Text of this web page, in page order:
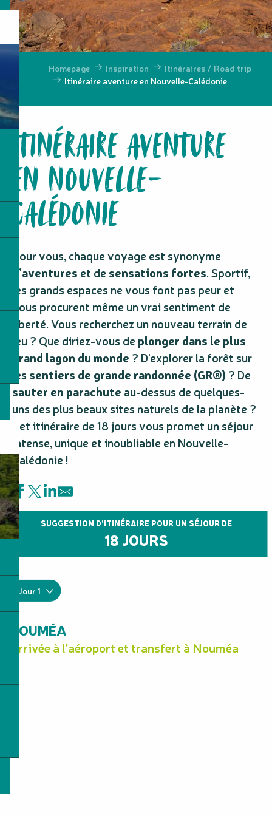
Homepage Inspiration
Itinéraires / Road trip
Itinéraire aventure en Nouvelle-Calédonie
ITINÉRAIRE AVENTURE
EN NOUVELLE-
CALÉDONIE
Pour vous, chaque voyage est synonyme
d’aventures et de sensations fortes. Sportif,
les grands espaces ne vous font pas peur et
vous procurent même un vrai sentiment de
liberté. Vous recherchez un nouveau terrain de
jeu ? Que diriez-vous de plonger dans le plus
grand lagon du monde ? D’explorer la forêt sur
les sentiers de grande randonnée (GR®) ? De
sauter en parachute au-dessus de quelques-
uns des plus beaux sites naturels de la planète ?
Cet itinéraire de 18 jours vous promet un séjour
intense, unique et inoubliable en Nouvelle-
Calédonie !
SUGGESTION D'ITINÉRAIRE POUR UN SÉJOUR DE
18 JOURS
Jour 1
NOUMÉA
Arrivée à l'aéroport et transfert à Nouméa